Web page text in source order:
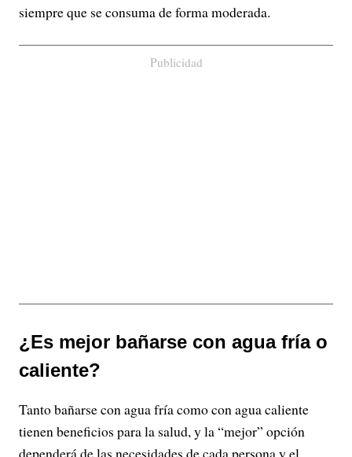
siempre que se consuma de forma moderada.
Publicidad
¿Es mejor bañarse con agua fría o
caliente?
Tanto bañarse con agua fría como con agua caliente
tienen beneficios para la salud, y la “mejor” opción
dependerá de las necesidades de cada persona y el